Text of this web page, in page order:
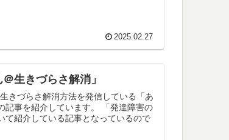
2025.02.27
生きづらさ解消」
きづらさ解消方法を発信している「あ
記事を紹介しています。 「発達障害の
て紹介している記事となっているので